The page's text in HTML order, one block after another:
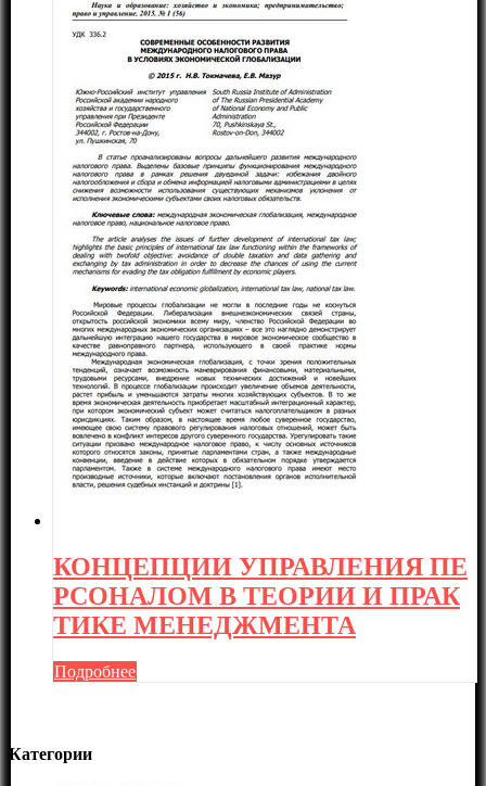
КОНЦЕПЦИИ УПРАВЛЕНИЯ ПЕ
РСОНАЛОМ В ТЕОРИИ И ПРАК
ТИКЕ МЕНЕДЖМЕНТА
Подробнее
Категории